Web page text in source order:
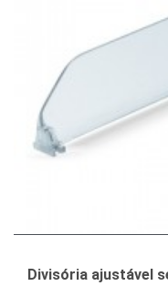
Divisória ajustável